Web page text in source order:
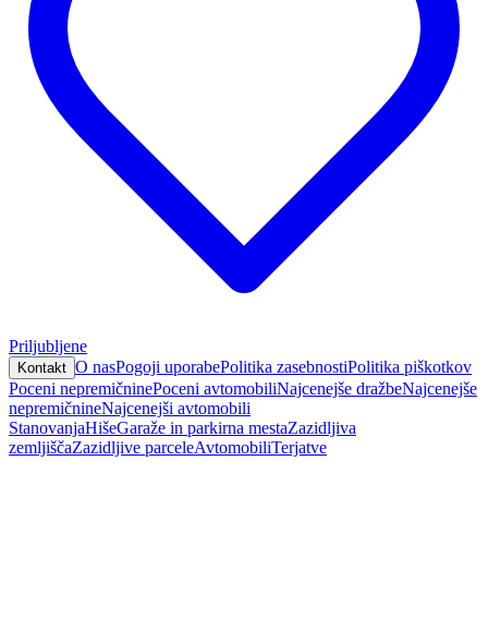
Priljubljene
Kontakt O nasPogoji uporabePolitika zasebnostiPolitika piškotkov
Poceni nepremičninePoceni avtomobiliNajcenejše dražbeNajcenejše
nepremičnineNajcenejši avtomobili
StanovanjaHišeGaraže in parkirna mestaZazidljiva
zemljiščaZazidljive parceleAvtomobiliTerjatve